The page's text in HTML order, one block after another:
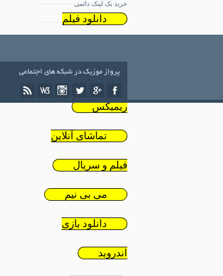
خرید بک لینک دائمی
دانلود فیلم
دانلود
ریمیکس
تماشای آنلاین
فیلم و سریال
می بی نیم
دانلود بازی
اندروید
پرواز موزیک در شبکه های اجتماعی